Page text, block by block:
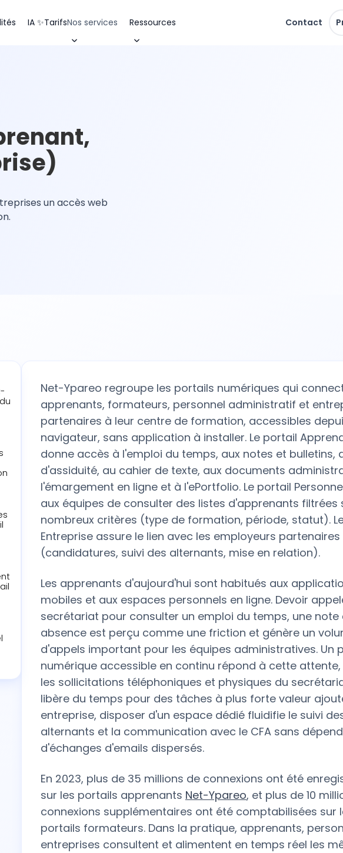
IA ✨TarifsNos services Ressources Contact
un accès web
Net-Ypareo regroupe les portails numériques qui
apprenants, formateurs, personnel administratif et
partenaires à leur centre de formation, accessibles
navigateur, sans application à installer. Le portail
donne accès à l'emploi du temps, aux notes et bulletins,
d'assiduité, au cahier de texte, aux documents
l'émargement en ligne et à l'ePortfolio. Le portail
aux équipes de consulter des listes d'apprenants filtrées
nombreux critères (type de formation, période, statut).
Entreprise assure le lien avec les employeurs partenaires
(candidatures, suivi des alternants, mise en relation).
Les apprenants d'aujourd'hui sont habitués aux
mobiles et aux espaces personnels en ligne. Devoir
secrétariat pour consulter un emploi du temps, une note
absence est perçu comme une friction et génère un
d'appels important pour les équipes administratives. Un
numérique accessible en continu répond à cette
les sollicitations téléphoniques et physiques du
libère du temps pour des tâches à plus forte valeur
entreprise, disposer d'un espace dédié fluidifie le suivi
alternants et la communication avec le CFA sans
d'échanges d'emails dispersés.
En 2023, plus de 35 millions de connexions ont été
sur les portails apprenants Net-Ypareo, et plus de 10
connexions supplémentaires ont été comptabilisées sur
portails formateurs. Dans la pratique, apprenants,
entreprises consultent et alimentent en temps réel les